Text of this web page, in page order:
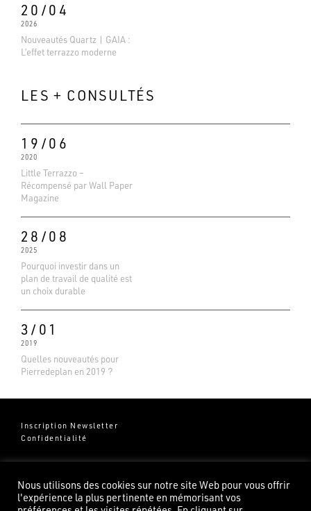
20/04
2026
Nouveautés Quartz | GAIA :
L’effet terrazzo moderne
LES + CONSULTÉS
19/06
2020
Little Terrazzo –
Récompensé par Wall Paper
Magazine
28/08
2025
Pourquoi investir dans un
plan de travail de qualité est
un choix durable
3/01
2019
Quelles nouveautés pour
Pierredeplan en 2019 ?
Inscription Newsletter
Confidentialité
Groupe Pierredeplan
82100 Castelsarrasin
Nous utilisons des cookies sur notre site Web pour vous offrir
l'expérience la plus pertinente en mémorisant vos